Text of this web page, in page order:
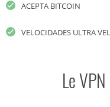
ACEPTA BITCOIN
VELOCIDADES ULTRA
Le